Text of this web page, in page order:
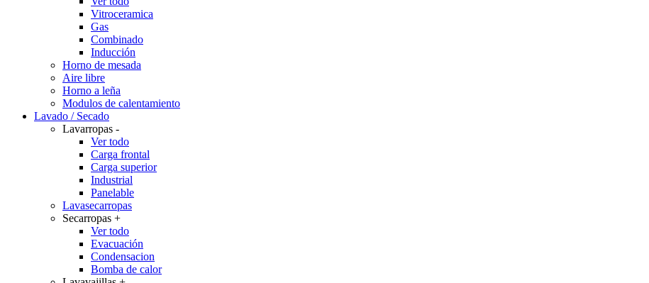
Vitroceramica
Gas
Combinado
Inducción
Horno de mesada
Aire libre
Horno a leña
Modulos de calentamiento
Lavado / Secado
Lavarropas -
Ver todo
Carga frontal
Carga superior
Industrial
Panelable
Lavasecarropas
Secarropas +
Ver todo
Evacuación
Condensacion
Bomba de calor